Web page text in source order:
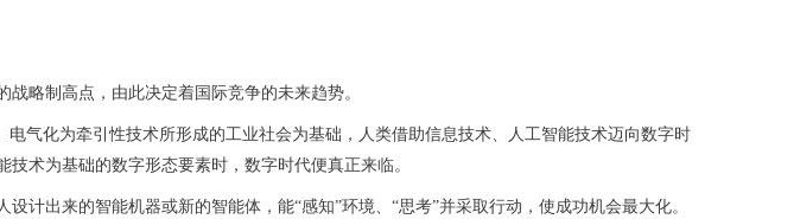
略制高点，由此决定着国际竞争的未来趋势。
化为牵引性技术所形成的工业社会为基础，人类借助信息技术、人工智能技术迈向数字时
术为基础的数字形态要素时，数字时代便真正来临。
出来的智能机器或新的智能体，能“感知”环境、“思考”并采取行动，使成功机会最大化。